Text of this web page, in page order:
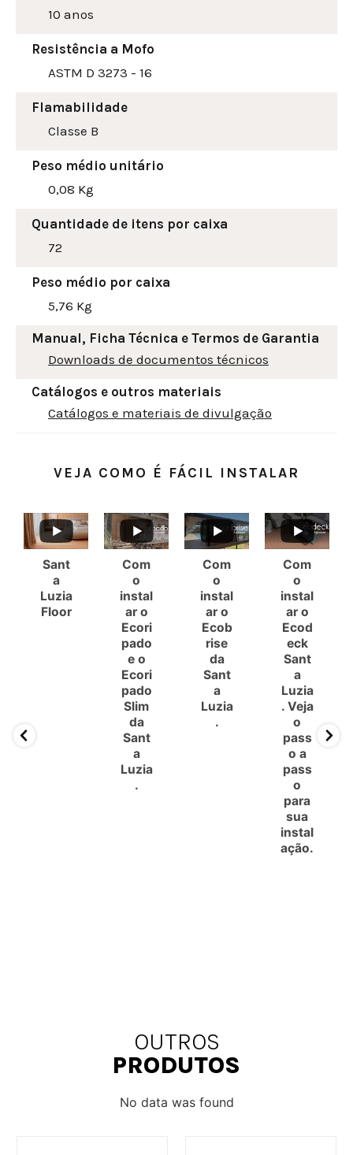
10 anos
Resistência a Mofo
ASTM D 3273 - 16
Flamabilidade
Classe B
Peso médio unitário
0,08 Kg
Quantidade de itens por caixa
72
Peso médio por caixa
5,76 Kg
Manual, Ficha Técnica e Termos de Garantia
Downloads de documentos técnicos
Catálogos e outros materiais
Catálogos e materiais de divulgação
VEJA COMO É FÁCIL INSTALAR
Sant
a
Luzia
Floor
Com
o
instal
ar o
Ecori
pado
e o
Ecori
pado
Slim
da
Sant
a
Luzia
.
Com
o
instal
ar o
Ecob
rise
da
Sant
a
Luzia
.
Com
o
instal
ar o
Ecod
eck
Sant
a
Luzia
. Veja
o
pass
o a
pass
o
para
sua
instal
ação.
OUTROS
PRODUTOS
No data was found